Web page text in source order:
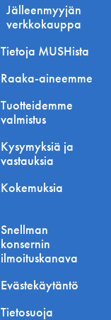
Jälleenmyyjän
verkkokauppa
Tietoja MUSHista
Raaka-aineemme
Tuotteidemme
valmistus
Kysymyksiä ja
vastauksia
Kokemuksia
Snellman
konsernin
ilmoituskanava
Evästekäytäntö
Tietosuoja